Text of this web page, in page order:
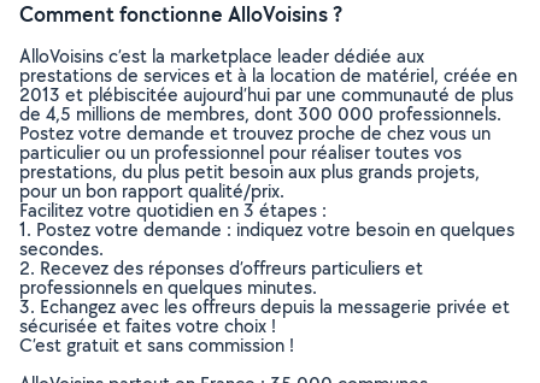
Comment fonctionne AlloVoisins ?
AlloVoisins c’est la marketplace leader dédiée aux
prestations de services et à la location de matériel, créée en
2013 et plébiscitée aujourd’hui par une communauté de plus
de 4,5 millions de membres, dont 300 000 professionnels.
Postez votre demande et trouvez proche de chez vous un
particulier ou un professionnel pour réaliser toutes vos
prestations, du plus petit besoin aux plus grands projets,
pour un bon rapport qualité/prix.
Facilitez votre quotidien en 3 étapes :
1. Postez votre demande : indiquez votre besoin en quelques
secondes.
2. Recevez des réponses d’offreurs particuliers et
professionnels en quelques minutes.
3. Echangez avec les offreurs depuis la messagerie privée et
sécurisée et faites votre choix !
C’est gratuit et sans commission !